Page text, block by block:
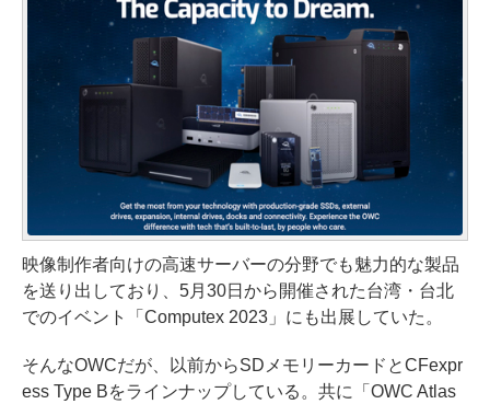
映像制作者向けの高速サーバーの分野でも魅力的な製品
を送り出しており、5月30日から開催された台湾・台北
でのイベント「Computex 2023」にも出展していた。
そんなOWCだが、以前からSDメモリーカードとCFexpr
ess Type Bをラインナップしている。共に「OWC Atlas